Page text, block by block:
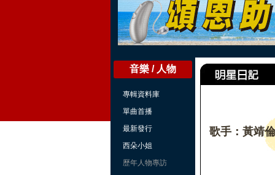
音樂 / 人物
專輯資料庫
單曲首播
最新發行
西朵小姐
歷年人物專訪
歌手：黃靖倫